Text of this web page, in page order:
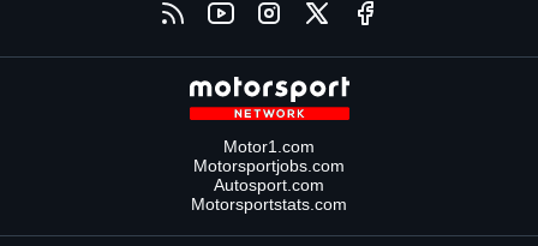
Motor1.com
Motorsportjobs.com
Autosport.com
Motorsportstats.com